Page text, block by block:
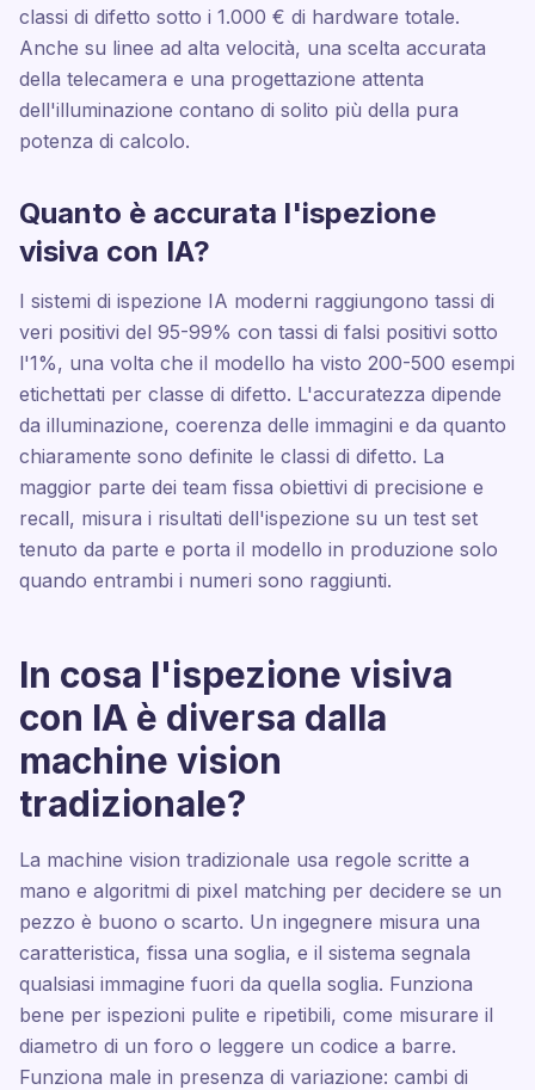
classi di difetto sotto i 1.000 € di hardware totale.
Anche su linee ad alta velocità, una scelta accurata
della telecamera e una progettazione attenta
dell'illuminazione contano di solito più della pura
potenza di calcolo.
Quanto è accurata l'ispezione
visiva con IA?
I sistemi di ispezione IA moderni raggiungono tassi di
veri positivi del 95-99% con tassi di falsi positivi sotto
l'1%, una volta che il modello ha visto 200-500 esempi
etichettati per classe di difetto. L'accuratezza dipende
da illuminazione, coerenza delle immagini e da quanto
chiaramente sono definite le classi di difetto. La
maggior parte dei team fissa obiettivi di precisione e
recall, misura i risultati dell'ispezione su un test set
tenuto da parte e porta il modello in produzione solo
quando entrambi i numeri sono raggiunti.
In cosa l'ispezione visiva
con IA è diversa dalla
machine vision
tradizionale?
La machine vision tradizionale usa regole scritte a
mano e algoritmi di pixel matching per decidere se un
pezzo è buono o scarto. Un ingegnere misura una
caratteristica, fissa una soglia, e il sistema segnala
qualsiasi immagine fuori da quella soglia. Funziona
bene per ispezioni pulite e ripetibili, come misurare il
diametro di un foro o leggere un codice a barre.
Funziona male in presenza di variazione: cambi di